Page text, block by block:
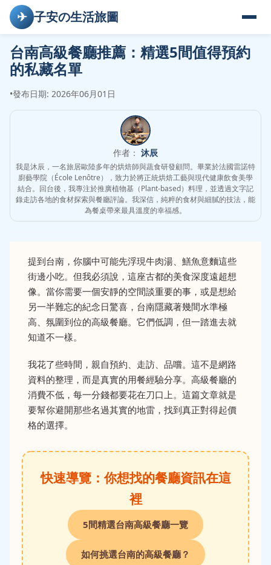
✈ 子安の生活旅圖
台南高級餐廳推薦：精選5間值得預約
的私藏名單
•發布日期: 2026年06月01日
作者： 沐辰
我是沐辰，一名旅居歐陸多年的烘焙師與蔬食研發顧問。畢業於法國雷諾特
廚藝學院（École Lenôtre），致力於將正統烘焙工藝與現代健康飲食美學
結合。回台後，我專注於推廣植物基（Plant-based）料理，並透過文字記
錄走訪各地的食材探索與餐廳評論。我深信，純粹的食材與細膩的技法，能
為餐桌帶來最具溫度的幸福感。
提到台南，你腦中可能先浮現牛肉湯、鱔魚意麵這些
街邊小吃。但我必須說，這座古都的美食深度遠超想
像。當你需要一個安靜的空間談重要的事，或是想給
另一半難忘的紀念日驚喜，台南隱藏著幾間水準極
高、氛圍到位的高級餐廳。它們低調，但一踏進去就
知道不一樣。
我花了些時間，親自預約、走訪、品嚐。這不是網路
資料的整理，而是真實的用餐經驗分享。高級餐廳的
消費不低，每一分錢都要花在刀口上。這篇文章就是
要幫你避開那些名過其實的地雷，找到真正對得起價
格的選擇。
快速導覽：你想找的餐廳資訊在這
裡
5間精選台南高級餐廳一覽
如何挑選台南的高級餐廳？